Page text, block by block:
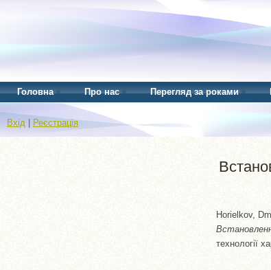
Головна Про нас Перегляд за роками
Вхід Реєстрація
Horielkov,
технології